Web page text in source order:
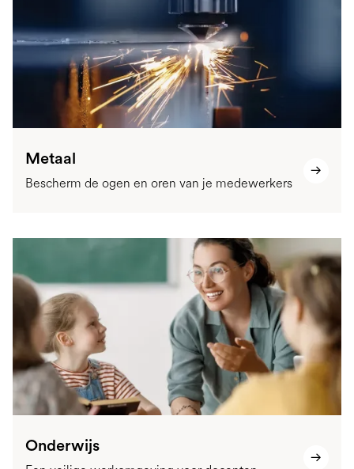
Metaal
Bescherm de ogen en oren van je medewerkers
Onderwijs